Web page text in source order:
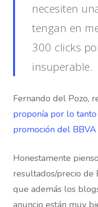
necesiten
tengan en
300 clicks
insuperable.
Fernando del Pozo,
proponía por lo
promoción del
Honestamente
resultados/precio de
que además los
anuncio están muy